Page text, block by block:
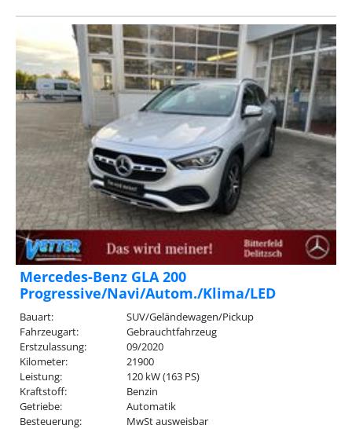
Mercedes-Benz GLA 200
Progressive/Navi/Autom./Klima/LED
Bauart:
SUV/Geländewagen/Pickup
Fahrzeugart:
Gebrauchtfahrzeug
Erstzulassung:
09/2020
Kilometer:
21900
Leistung:
120 kW (163 PS)
Kraftstoff:
Benzin
Getriebe:
Automatik
Besteuerung:
MwSt ausweisbar